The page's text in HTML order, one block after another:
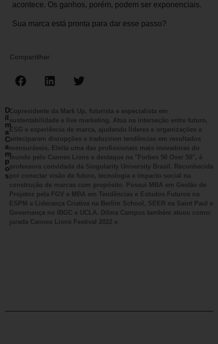
acontece. Os ganhos, porém, podem ser exponenciais.
Sua marca está pronta para dar esse passo?
Compartilhar:
D
il
m
a
C
a
m
p
o
s
Copresidente da Mark Up, futurista e especialista em
sustentabilidade e live marketing. Atua na interseção entre futuro,
ESG e experiência de marca, ajudando líderes e organizações a
anteciparem disrupções e traduzirem tendências em resultados
mensuráveis. Eleita uma das profissionais mais inovadoras do
mundo pelo Cannes Lions e destaque na "Forbes 50 Over 50", é
professora convidada da Singularity University Brasil. Reconhecida
por conectar visão de futuro, tecnologia e impacto social na
construção de marcas com propósito. Possui MBA em Gestão de
Projetos pela FGV e MBA em Tendências e Estudos Futuros na
ESPM e Liderança Criativa na Berlim School, SEER na Saint Paul e
Governança no IBGC e UCLA. Dilma Campos também atuou como:
jurada Cannes Lions Festival 2022 e